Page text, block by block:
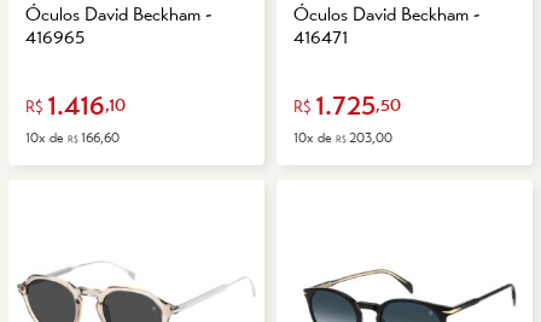
Óculos David Beckham -
416965
R$ 1.416,10
10x deR$166,60
Óculos David Beckham -
416471
R$ 1.725,50
10x de R$ 203,00